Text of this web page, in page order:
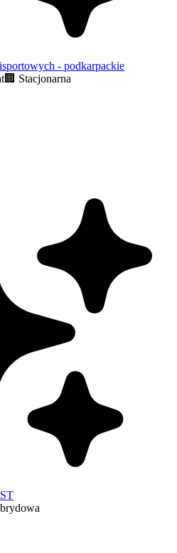
- podkarpackie
🏢 Stacjonarna